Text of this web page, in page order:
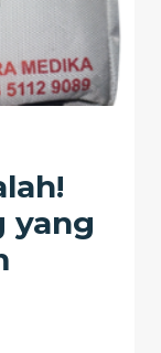
yang